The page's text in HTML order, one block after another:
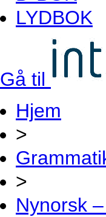
LYDBOK
Gå til
Hjem
>
>
Nynorsk